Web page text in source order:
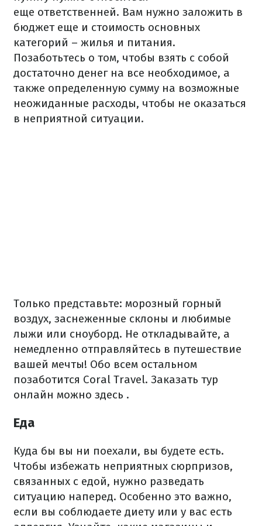
еще ответственней. Вам нужно заложить в
бюджет еще и стоимость основных
категорий – жилья и питания.
Позаботьтесь о том, чтобы взять с собой
достаточно денег на все необходимое, а
также определенную сумму на возможные
неожиданные расходы, чтобы не оказаться
в неприятной ситуации.
Только представьте: морозный горный
воздух, заснеженные склоны и любимые
лыжи или сноуборд. Не откладывайте, а
немедленно отправляйтесь в путешествие
вашей мечты! Обо всем остальном
позаботится Coral Travel. Заказать тур
онлайн можно здесь .
Еда
Куда бы вы ни поехали, вы будете есть.
Чтобы избежать неприятных сюрпризов,
связанных с едой, нужно разведать
ситуацию наперед. Особенно это важно,
если вы соблюдаете диету или у вас есть